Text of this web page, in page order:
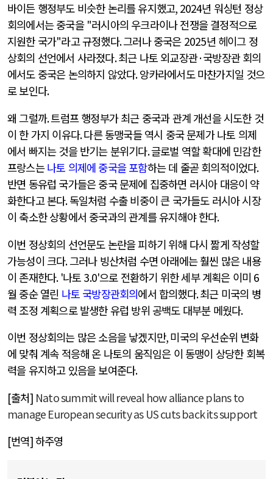
바이든 행정부도 비슷한 논리를 유지했고, 2024년 워싱턴 정상
회의에서는 중국을 "러시아의 우크라이나 전쟁을 결정적으로
지원한 국가"라고 규정했다.그러나 중국은 2025년 헤이그 정
상회의 선언에서 사라졌다.최근 나토 외교장관·국방장관 회의
에서도 중국은 논의하지 않았다.앙카라에서도 마찬가지일 것으
로 보인다.
왜 그럴까.트럼프 행정부가 최근 중국과 관계 개선을 시도한 것
이 한 가지 이유다.다른 동맹국들 역시 중국 문제가 나토 의제
에서 빠지는 것을 반기는 분위기다.글로벌 역할 확대에 민감한
프랑스는나토 의제에 중국을 포함하는 데 줄곧 회의적이었다.
반면 동유럽 국가들은 중국 문제에 집중하면 러시아 대응이 약
화한다고 본다.독일처럼 수출 비중이 큰 국가들도 러시아 시장
이 축소한 상황에서 중국과의 관계를 유지해야 한다.
이번 정상회의 선언문도 논란을 피하기 위해 다시 짧게 작성할
가능성이 크다.그러나 빙산처럼 수면 아래에는 훨씬 많은 내용
이 존재한다. '나토 3.0'으로 전환하기 위한 세부 계획은 이미 6
월 중순 열린 나토 국방장관회의에서 합의했다.최근 미국의 병
력 조정 계획으로 발생한 유럽 방위 공백도 대부분 메웠다.
이번 정상회의는 많은 소음을 낳겠지만,미국의 우선순위 변화
에 맞춰 계속 적응해 온 나토의 움직임은 이 동맹이 상당한 회복
력을 유지하고 있음을 보여준다.
[출처] Nato summit will reveal how alliance plans to
manage European security as US cuts back its support
[번역] 하주영